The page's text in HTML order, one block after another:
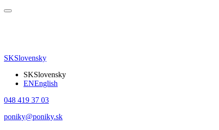
SKSlovensky
SKSlovensky
ENEnglish
048 419 37 03
poniky@poniky.sk